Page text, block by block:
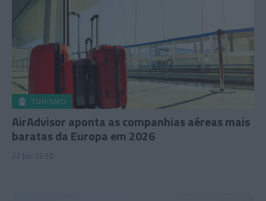
TURISMO
AirAdvisor aponta as companhias aéreas mais
baratas da Europa em 2026
22 Jun 12:10